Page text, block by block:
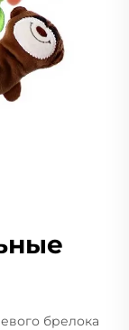
брелока